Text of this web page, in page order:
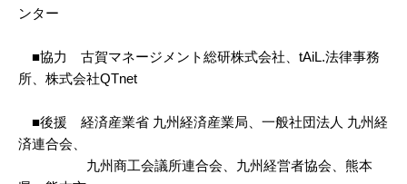
ンター
■協力 古賀マネージメント総研株式会社、tAiL.法律事務
所、株式会社QTnet
■後援 経済産業省 九州経済産業局、一般社団法人 九州経
済連合会、
九州商工会議所連合会、九州経営者協会、熊本